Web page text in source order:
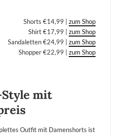
Shorts €14,99 |zum Shop
Shirt €17,99 |zum Shop
Sandaletten €24,99 |zum Shop
Shopper €22,99 |zum Shop
mit
Outfit mit Damenshorts ist